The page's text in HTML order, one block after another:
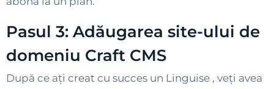
Pasul 3: Adăugarea site-ului de
domeniu Craft CMS
După ce ați creat cu succes un Linguise , veți avea